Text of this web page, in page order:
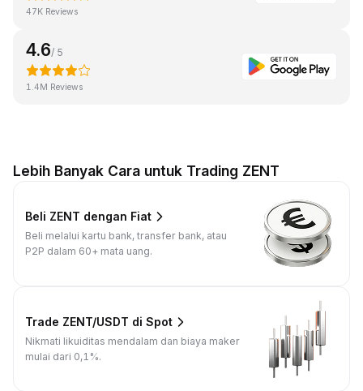
47K Reviews
4.6/ 5
1.4M Reviews
Lebih Banyak Cara untuk Trading ZENT
Beli ZENT dengan Fiat
Beli melalui kartu bank, transfer bank, atau
P2P dalam 60+ mata uang.
Trade ZENT/USDT di Spot
Nikmati likuiditas mendalam dan biaya maker
mulai dari 0,1%.